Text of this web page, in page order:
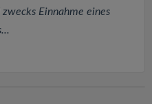
Einnahme eines